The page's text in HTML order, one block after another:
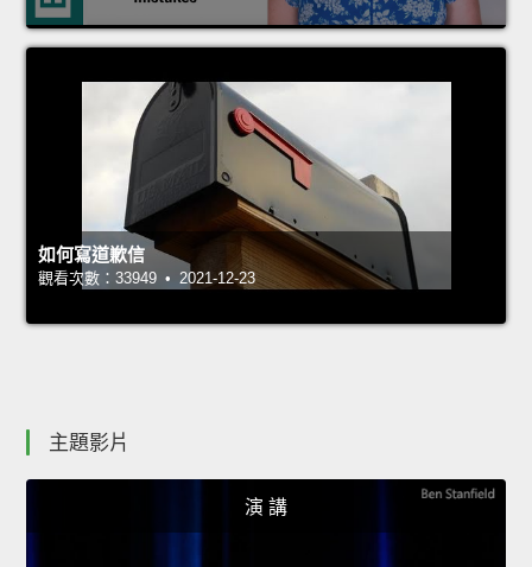
如何寫道歉信
觀看次數：33949 • 2021-12-23
主題影片
演 講